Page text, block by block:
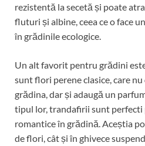
rezistentă la secetă și poate
fluturi și albine, ceea ce o face
în grădinile ecologice.
Un alt favorit pentru grădini
sunt flori perene clasice, care
grădina, dar și adaugă un
tipul lor, trandafirii sunt perfecti
romantice în grădină. Aceștia
de flori, cât și în ghivece